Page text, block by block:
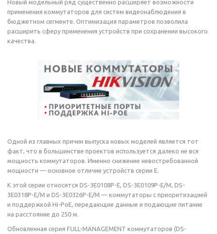
Новый модельный ряд существенно расширяет возможности
применения коммутаторов для систем видеонаблюдения в
бюджетном сегменте. Оптимизация параметров позволила
расширить сферу применения устройств при сохранении высокого
качества.
Одной из главных причин выпуска новых моделей является тот
факт, что в большинстве проектов используется далеко не вся
мощность коммутаторов. Именно снижение невостребованной
мощности — основное отличие устройств серии Е.
К этой серии относятся DS-3E0108P-E, DS-3E0109P-E/M, DS-
3E0318P-E/M и DS-3E0326P-E/M — коммутаторы с приоритизацией
и поддержкой Hi-PoE, передающие данные и подающие питание
на расстояние до 250 м.
Обновленная серия FULL-MANAGEMENT коммутаторов (DS-